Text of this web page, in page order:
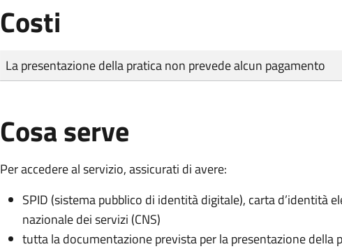
Costi
Tipo di pagamento
Importo
La presentazione della pratica non prevede alcun pagamento
Cosa serve
Per accedere al servizio, assicurati di avere:
SPID (sistema pubblico di identità digitale), carta d’identità
nazionale dei servizi (CNS)
tutta la documentazione prevista per la presentazione della